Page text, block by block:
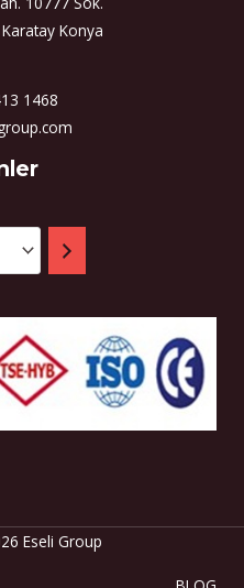
Konya
1468
Eseli Group